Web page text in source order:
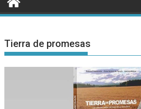
Tierra de promesas